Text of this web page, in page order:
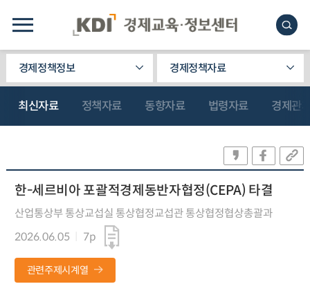
경제정책정보 경제정책자료
최신자료 정책자료 동향자료 법령자료 경제관
한-세르비아 포괄적경제동반자협정(CEPA) 타결
산업통상부 통상교섭실 통상협정교섭관 통상협정협상총괄과
2026.06.05
7p
관련주제시계열